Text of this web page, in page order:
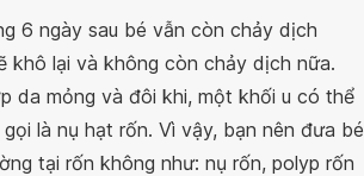
6 ngày sau bé vẫn còn chảy dịch
khô lại và không còn chảy dịch nữa.
da mỏng và đôi khi, một khối u có thể
là nụ hạt rốn. Vì vậy, bạn nên đưa bé
tại rốn không như: nụ rốn, polyp rốn